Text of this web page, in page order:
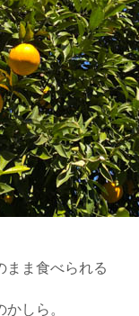
まま食べられる
しら。